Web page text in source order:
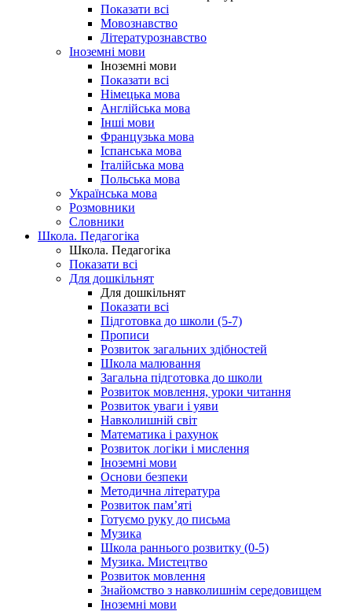
Показати всі
Мовознавство
Літературознавство
Іноземні мови
Іноземні мови
Показати всі
Німецька мова
Англійська мова
Інші мови
Французька мова
Іспанська мова
Італійська мова
Польська мова
Українська мова
Розмовники
Словники
Школа. Педагогіка
Школа. Педагогіка
Показати всі
Для дошкільнят
Для дошкільнят
Показати всі
Підготовка до школи (5-7)
Прописи
Розвиток загальних здібностей
Школа малювання
Загальна підготовка до школи
Розвиток мовлення, уроки читання
Розвиток уваги і уяви
Навколишній світ
Математика і рахунок
Розвиток логіки і мислення
Іноземні мови
Основи безпеки
Методична література
Розвиток пам’яті
Готуємо руку до письма
Музика
Школа раннього розвитку (0-5)
Музика. Мистецтво
Розвиток мовлення
Знайомство з навколишнім середовищем
Іноземні мови